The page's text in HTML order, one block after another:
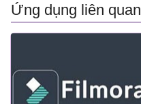
Ứng dụng liên quan